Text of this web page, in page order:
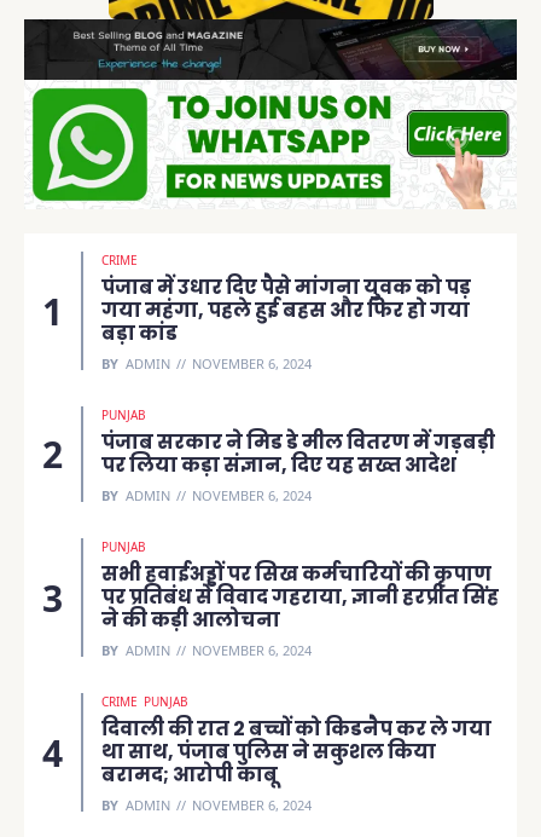
CRIME
पंजाब में उधार दिए पैसे मांगना युवक को पड़
गया महंगा, पहले हुई बहस और फिर हो गया
बड़ा कांड
BY ADMIN NOVEMBER 6, 2024
PUNJAB
पंजाब सरकार ने मिड डे मील वितरण में गड़बड़ी
पर लिया कड़ा संज्ञान, दिए यह सख्त आदेश
BY ADMIN NOVEMBER 6, 2024
PUNJAB
सभी हवाईअड्डों पर सिख कर्मचारियों की कृपाण
पर प्रतिबंध से विवाद गहराया, ज्ञानी हरप्रीत सिंह
ने की कड़ी आलोचना
BY ADMIN NOVEMBER 6, 2024
CRIME PUNJAB
दिवाली की रात 2 बच्चों को किडनैप कर ले गया
था साथ, पंजाब पुलिस ने सकुशल किया
बरामद; आरोपी काबू
BY ADMIN NOVEMBER 6, 2024